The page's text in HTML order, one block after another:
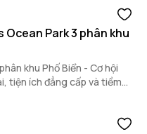
Park 3 phân khu
khu Phố Biển - Cơ hội
tiện ích đẳng cấp và tiềm